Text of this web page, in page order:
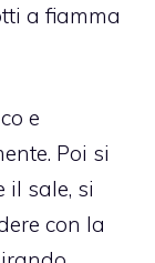
a fiamma
e
Poi si
il sale, si
con la